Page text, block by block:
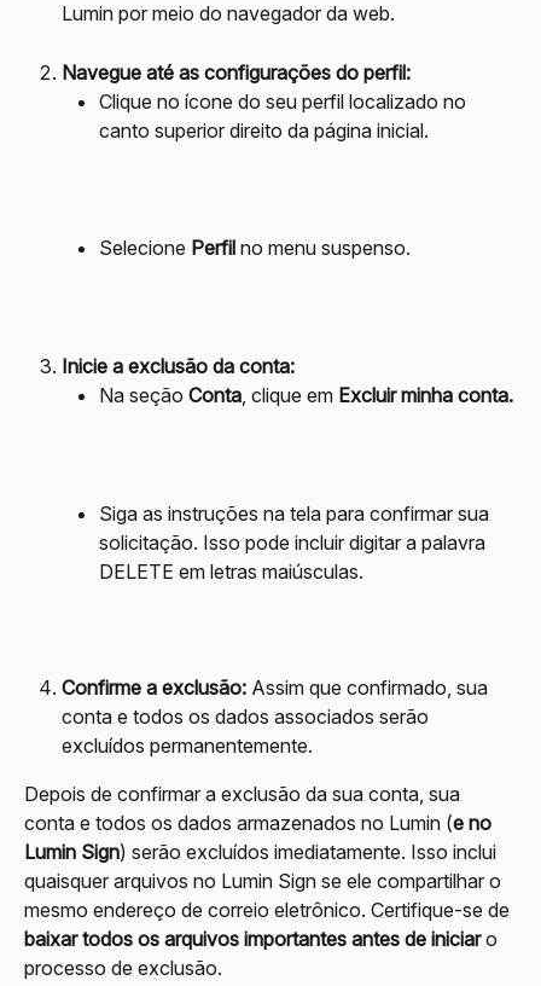
Lumin por meio do navegador da web.
Navegue até as configurações do perfil:
Clique no ícone do seu perfil localizado no
canto superior direito da página inicial.
Selecione Perfil no menu suspenso.
Inicie a exclusão da conta:
Na seção Conta, clique em Excluir minha conta.
Siga as instruções na tela para confirmar sua
solicitação. Isso pode incluir digitar a palavra
DELETE em letras maiúsculas.
Confirme a exclusão: Assim que confirmado, sua
conta e todos os dados associados serão
excluídos permanentemente.
Depois de confirmar a exclusão da sua conta, sua
conta e todos os dados armazenados no Lumin (e no
Lumin Sign) serão excluídos imediatamente. Isso inclui
quaisquer arquivos no Lumin Sign se ele compartilhar o
mesmo endereço de correio eletrônico. Certifique-se de
baixar todos os arquivos importantes antes de iniciar o
processo de exclusão.